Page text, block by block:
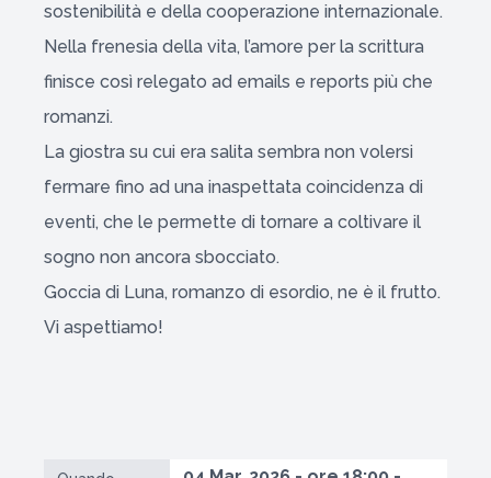
sostenibilità e della cooperazione internazionale.
Nella frenesia della vita, l’amore per la scrittura
finisce così relegato ad emails e reports più che
romanzi.
La giostra su cui era salita sembra non volersi
fermare fino ad una inaspettata coincidenza di
eventi, che le permette di tornare a coltivare il
sogno non ancora sbocciato.
Goccia di Luna, romanzo di esordio, ne è il frutto.
Vi aspettiamo!